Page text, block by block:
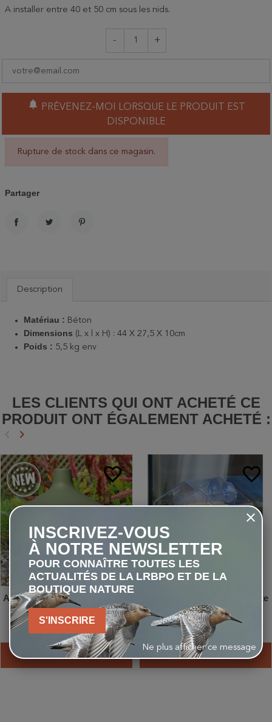
A installer entre 40 et 50 cm sous les nids.
- +
notifications
DISPONIBLE
Rupture de stock dans ce magasin.
Partager
Description
Matériau : Béton
Dimensions (L x l x H) : 44 X 27,5 X 10cm
Poids : 5,5 kg env
LES CLIENTS QUI ONT ACHETÉ CE
PRODUIT ONT ÉGALEMENT ACHETÉ :
Précédent
keyboard_arrow_left Suivant
keyboard_arrow_right
favorite_border
Abri à grenouilles et crapauds
Frogilo - New Eco
AJOUTER AU PANIER
favorite_border
Mangeoire pour fenêtre Crète
15,00 €
AJOUTER AU PANIER
INSCRIVEZ-VOUS
À NOTRE NEWSLETTER
POUR CONNAÎTRE TOUTES LES
ACTUALITÉS DE LA LRBPO ET DE LA
BOUTIQUE NATURE
S'INSCRIRE
Ne plus afficher ce message